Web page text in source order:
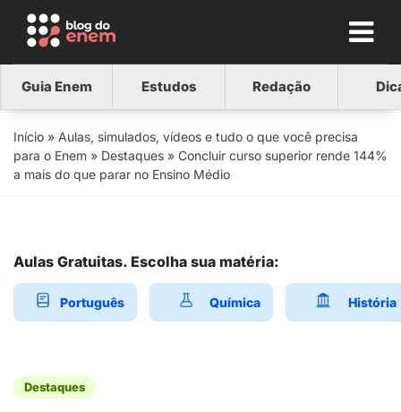
Guia Enem Estudos Redação
Início » Aulas, simulados, vídeos e tudo o que você precisa
para o Enem » Destaques » Concluir curso superior rende 144%
a mais do que parar no Ensino Médio
Aulas Gratuitas. Escolha sua matéria:
Português Química História
Destaques